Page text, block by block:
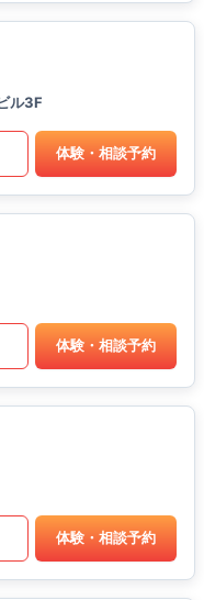
ル3F
体験・相談予約
体験・相談予約
体験・相談予約